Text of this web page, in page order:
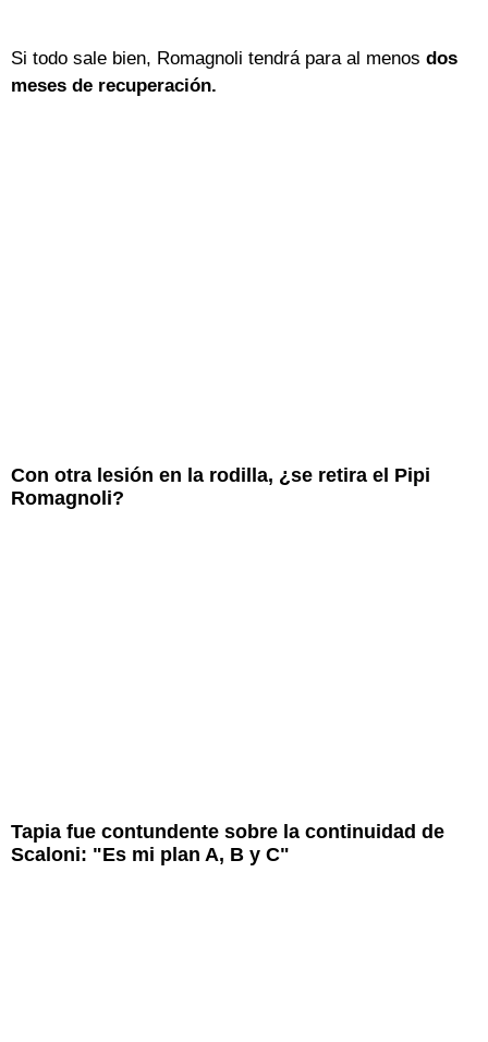
Si todo sale bien, Romagnoli tendrá para al menos dos
meses de recuperación.
Con otra lesión en la rodilla, ¿se retira el Pipi
Romagnoli?
Tapia fue contundente sobre la continuidad de
Scaloni: "Es mi plan A, B y C"